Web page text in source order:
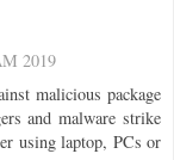
2019
malicious package
and malware strike
using laptop, PCs or